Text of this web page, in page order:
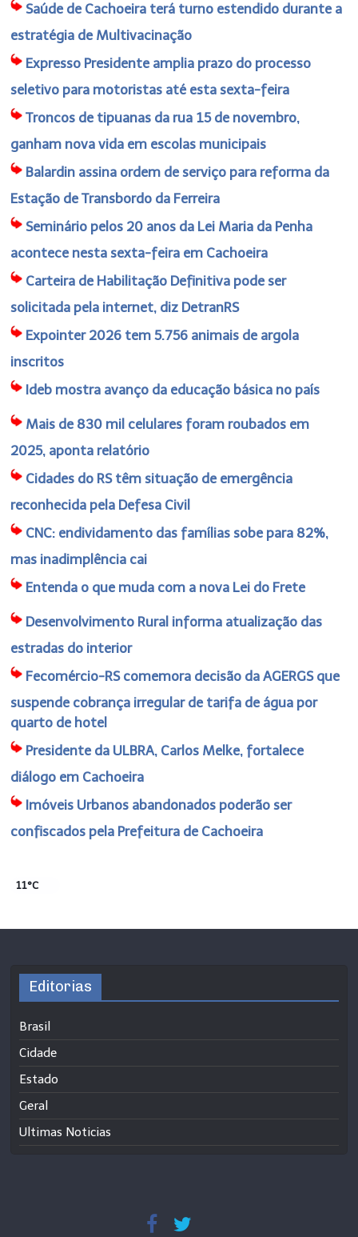
Saúde de Cachoeira terá turno estendido durante a
estratégia de Multivacinação
Expresso Presidente amplia prazo do processo
seletivo para motoristas até esta sexta-feira
Troncos de tipuanas da rua 15 de novembro,
ganham nova vida em escolas municipais
Balardin assina ordem de serviço para reforma da
Estação de Transbordo da Ferreira
Seminário pelos 20 anos da Lei Maria da Penha
acontece nesta sexta-feira em Cachoeira
Carteira de Habilitação Definitiva pode ser
solicitada pela internet, diz DetranRS
Expointer 2026 tem 5.756 animais de argola
inscritos
Ideb mostra avanço da educação básica no país
Mais de 830 mil celulares foram roubados em
2025, aponta relatório
Cidades do RS têm situação de emergência
reconhecida pela Defesa Civil
CNC: endividamento das famílias sobe para 82%,
mas inadimplência cai
Entenda o que muda com a nova Lei do Frete
Desenvolvimento Rural informa atualização das
estradas do interior
Fecomércio-RS comemora decisão da AGERGS que
suspende cobrança irregular de tarifa de água por
quarto de hotel
Presidente da ULBRA, Carlos Melke, fortalece
diálogo em Cachoeira
Imóveis Urbanos abandonados poderão ser
confiscados pela Prefeitura de Cachoeira
11°C
Editorias
Brasil
Cidade
Estado
Geral
Ultimas Noticias